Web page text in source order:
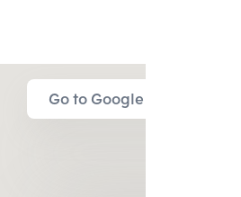
Go to Google Map